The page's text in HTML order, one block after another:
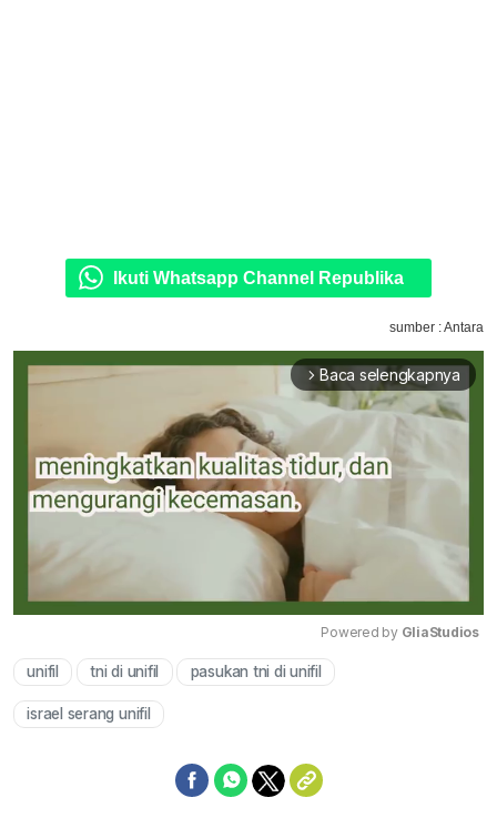
Ikuti Whatsapp Channel Republika
sumber : Antara
arrow_forward_ios Baca selengkapnya
Powered by GliaStudios
unifil tni di unifil pasukan tni di unifil
israel serang unifil